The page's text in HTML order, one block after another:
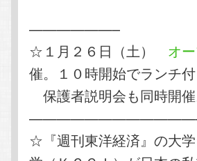
——————–
☆１月２６日（土） オ
催。１０時開始でランチ
保護者説明会も同時開
☆『週刊東洋経済』の大